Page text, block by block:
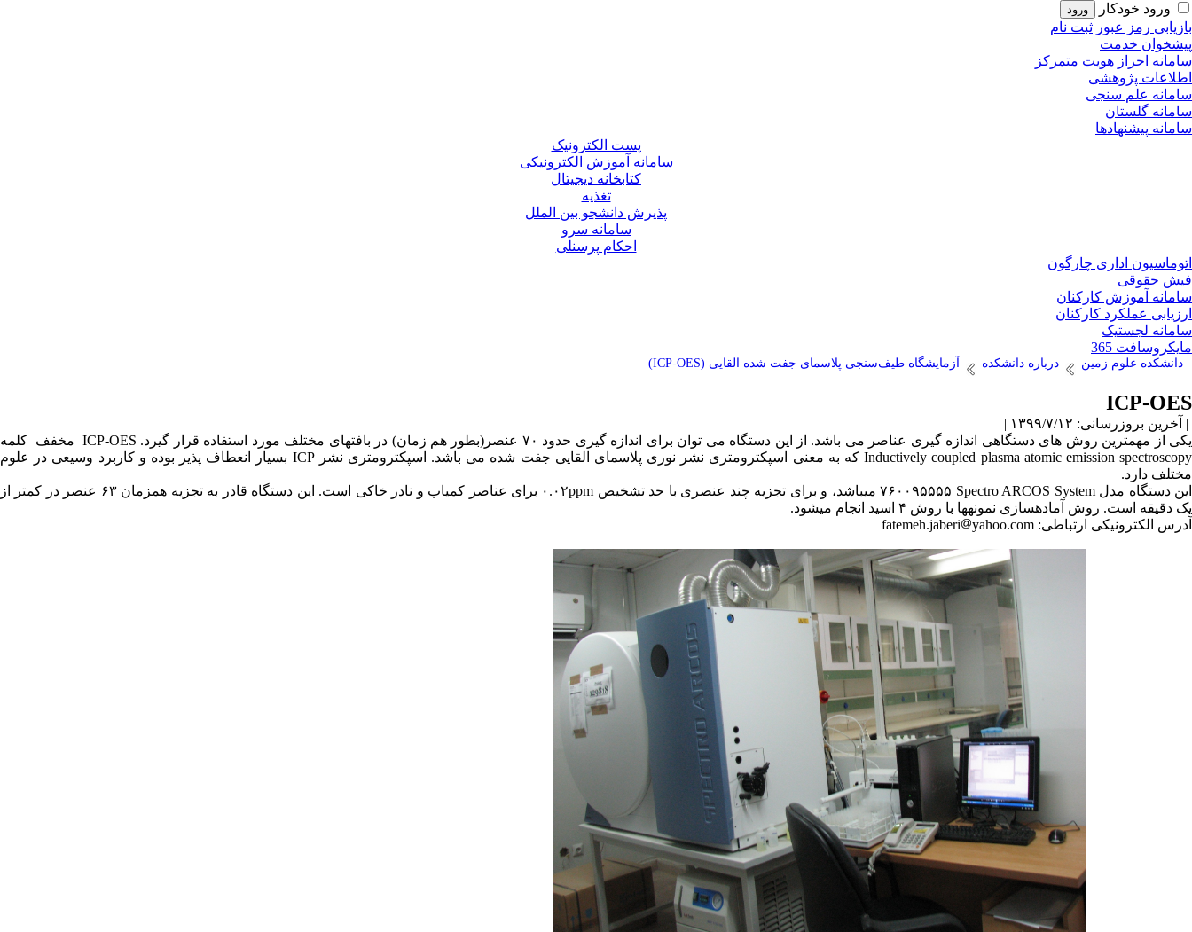
ورود خودکار
بازیابی رمز عبور ثبت نام
پیشخوان خدمت
سامانه احراز هویت متمرکز
اطلاعات پژوهشی
سامانه علم سنجی
سامانه گلستان
سامانه پیشنهادها
پست الکترونیک
سامانه آموزش الکترونیکی
کتابخانه دیجیتال
تغذیه
پذیرش دانشجو بین الملل
سامانه سرو
احکام پرسنلی
اتوماسیون اداری چارگون
فیش حقوقی
سامانه آموزش کارکنان
ارزیابی عملکرد کارکنان
سامانه لجستیک
مایکروسافت 365
دانشکده علوم زمین درباره دانشکده آزمایشگاه طیف‌سنجی پلاسمای جفت شده القایی (ICP-OES)
ICP-OES
| آخرین بروزرسانی: ۱۳۹۹/۷/۱۲ |
یکی از مهمترین روش های دستگاهی اندازه گیری عناصر می باشد. از این دستگاه می توان برای اندازه گیری حدود ۷۰ عنصر(بطور هم زمان) در بافتهای مختلف مورد استفاده قرار گیرد. ICP-OES مخفف کلمه
Inductively coupled plasma atomic emission spectroscopy که به معنی اسپکترومتری نشر نوری پلاسمای القایی جفت شده می باشد. اسپکترومتری نشر ICP بسیار انعطاف پذیر بوده و کاربرد وسیعی در علوم
مختلف دارد.
این دستگاه مدل۷۶۰۰۹۵۵۵۵ Spectro ARCOS Systemمی­باشد، و برای تجزیه چند عنصری با حد تشخیص ۰.۰۲ppm
برای عناصر کمیاب و نادر خاکی است. این دستگاه قادر به تجزیه همزمان ۶۳ عنصر در کمتر از
یک دقیقه است. روش آماده­سازی نمونه­ها با روش ۴ اسید انجام می­شود.
آدرس الکترونیکی ارتباطی: fatemeh.jaberi yahoo.com